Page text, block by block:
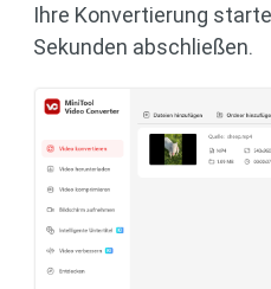
Ihre Konvertierung
Sekunden abschließen.